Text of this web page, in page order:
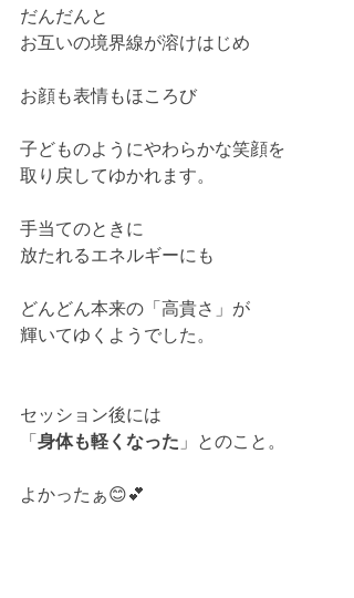
だんだんと
お互いの境界線が溶けはじめ
お顔も表情もほころび
子どものようにやわらかな笑顔を
取り戻してゆかれます。
手当てのときに
放たれるエネルギーにも
どんどん本来の「高貴さ」が
輝いてゆくようでした。
セッション後には
「 身体も軽くなった 」とのこと。
よかったぁ😊💕